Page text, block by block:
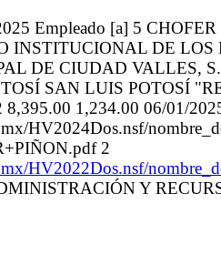
Empleado [a] 5
INSTITUCIONAL DE LOS
DE CIUDAD VALLES,
SAN LUIS POTOSÍ
1,234.00 06/01/
HV2024Dos.nsf/
2
HV2022Dos.nsf/
Y